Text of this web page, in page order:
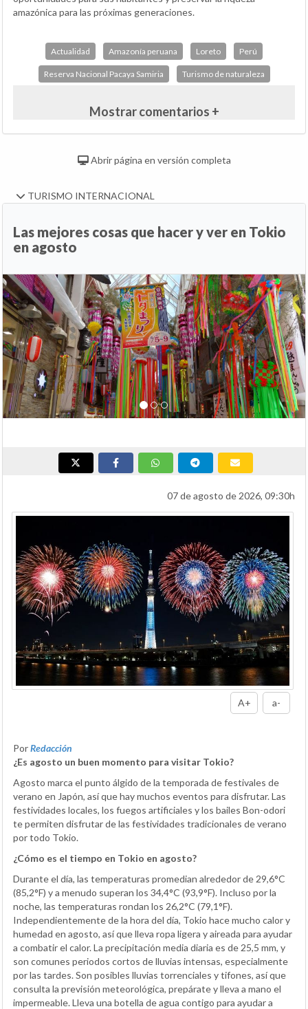
amazónica para las próximas generaciones.
Actualidad Amazonía peruana Loreto Perú
Reserva Nacional Pacaya Samiria Turismo de naturaleza
Mostrar comentarios +
Abrir página en versión completa
TURISMO INTERNACIONAL
Las mejores cosas que hacer y ver en Tokio
en agosto
Anterior
07 de agosto de 2026, 09:30h
A+ a-
PorRedacción
¿Es agosto un buen momento para visitar Tokio?
Agosto marca el punto álgido de la temporada de festivales de
verano en Japón, así que hay muchos eventos para disfrutar. Las
festividades locales, los fuegos artificiales y los bailes Bon-odori
te permiten disfrutar de las festividades tradicionales de verano
por todo Tokio.
¿Cómo es el tiempo en Tokio en agosto?
Durante el día, las temperaturas promedian alrededor de 29,6°C
(85,2°F) y a menudo superan los 34,4°C (93,9°F). Incluso por la
noche, las temperaturas rondan los 26,2°C (79,1°F).
Independientemente de la hora del día, Tokio hace mucho calor y
humedad en agosto, así que lleva ropa ligera y aireada para ayudar
a combatir el calor. La precipitación media diaria es de 25,5 mm, y
son comunes periodos cortos de lluvias intensas, especialmente
por las tardes. Son posibles lluvias torrenciales y tifones, así que
consulta la previsión meteorológica, prepárate y lleva a mano el
impermeable. Lleva una botella de agua contigo para ayudar a